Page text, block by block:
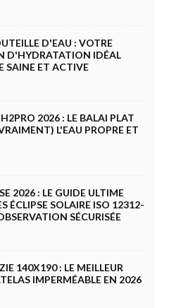
D'EAU : VOTRE
D'HYDRATATION IDÉAL
SAINE ET ACTIVE
2026 : LE BALAI PLAT
L'EAU PROPRE ET
2026 : LE GUIDE ULTIME
ÉCLIPSE SOLAIRE ISO 12312-
SÉCURISÉE
140X190 : LE MEILLEUR
IMPERMÉABLE EN 2026